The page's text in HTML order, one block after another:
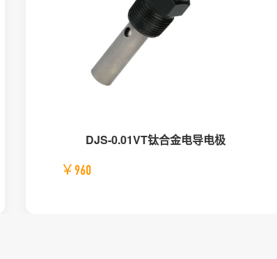
DJS-0.01VT钛合金电导电极
￥960